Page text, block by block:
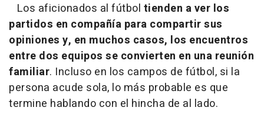
Los aficionados al fútbol tienden a ver los
partidos en compañía para compartir sus
opiniones y, en muchos casos, los encuentros
entre dos equipos se convierten en una reunión
familiar. Incluso en los campos de fútbol, si la
persona acude sola, lo más probable es que
termine hablando con el hincha de al lado.